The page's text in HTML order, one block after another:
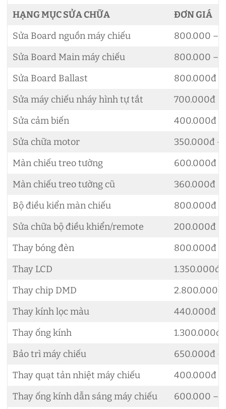
HẠNG MỤC SỬA CHỮA
ĐƠN GIÁ
Sửa Board nguồn máy chiếu
800.000 –
Sửa Board Main máy chiếu
800.000 –
Sửa Board Ballast
800.000đ
Sửa máy chiếu nháy hình tự tắt
700.000đ
Sửa cảm biến
400.000đ
Sửa chữa motor
350.000đ –
Màn chiếu treo tường
600.000đ
Màn chiếu treo tường cũ
360.000đ
Bộ điều kiển màn chiếu
800.000đ
Sửa chữa bộ điều khiển/remote
200.000đ
Thay bóng đèn
800.000đ
Thay LCD
1.350.000đ
Thay chip DMD
2.800.000đ
Thay kính lọc màu
440.000đ –
Thay ống kính
1.300.000đ
Bảo trì máy chiếu
650.000đ –
Thay quạt tản nhiệt máy chiếu
400.000đ
Thay ống kính dẫn sáng máy chiếu
600.000 –